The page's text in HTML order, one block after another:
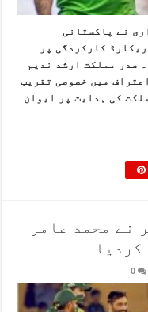
نے پاکستانی
کارکردگی پر
صدر مملکت ارشد ندیم
میں خصوصی تقریب
کی ہدایت پر ایوان
نے محمد عامر
0